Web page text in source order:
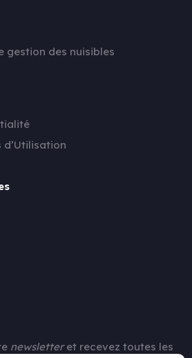
gestion des nuisibles
d’Utilisation
newsletteret recevez toutes les